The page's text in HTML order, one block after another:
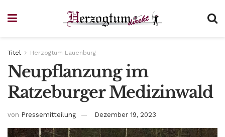
Titel Herzogtum Lauenburg
Neupflanzung im
Ratzeburger Medizinwald
von Pressemitteilung Dezember 19, 2023